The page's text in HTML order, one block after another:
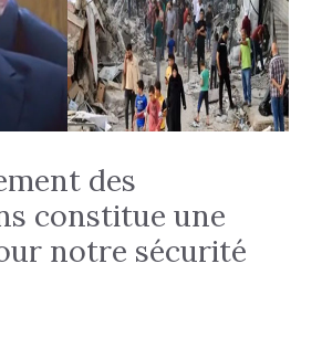
des
constitue une
notre sécurité